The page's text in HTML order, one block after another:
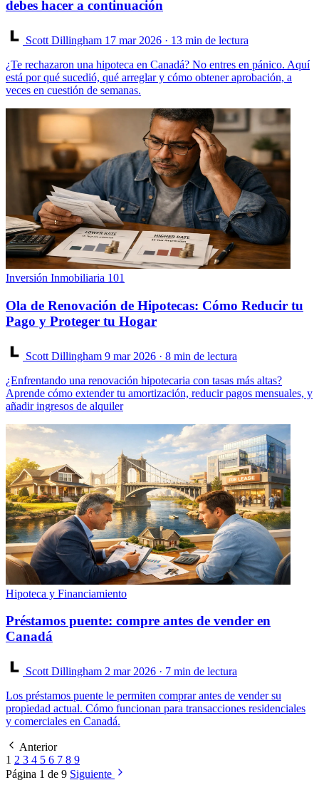
debes hacer a continuación
Scott Dillingham 17 mar 2026 · 13 min de lectura
¿Te rechazaron una hipoteca en Canadá? No entres en pánico. Aquí
está por qué sucedió, qué arreglar y cómo obtener aprobación, a
veces en cuestión de semanas.
Inversión Inmobiliaria 101
Ola de Renovación de Hipotecas: Cómo Reducir tu
Pago y Proteger tu Hogar
Scott Dillingham 9 mar 2026 · 8 min de lectura
¿Enfrentando una renovación hipotecaria con tasas más altas?
Aprende cómo extender tu amortización, reducir pagos mensuales, y
añadir ingresos de alquiler
Hipoteca y Financiamiento
Préstamos puente: compre antes de vender en
Canadá
Scott Dillingham 2 mar 2026 · 7 min de lectura
Los préstamos puente le permiten comprar antes de vender su
propiedad actual. Cómo funcionan para transacciones residenciales
y comerciales en Canadá.
Anterior
1 2 3 4 5 6 7 8 9
Página 1 de 9 Siguiente